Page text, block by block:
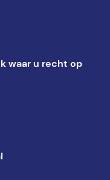
waar u recht op